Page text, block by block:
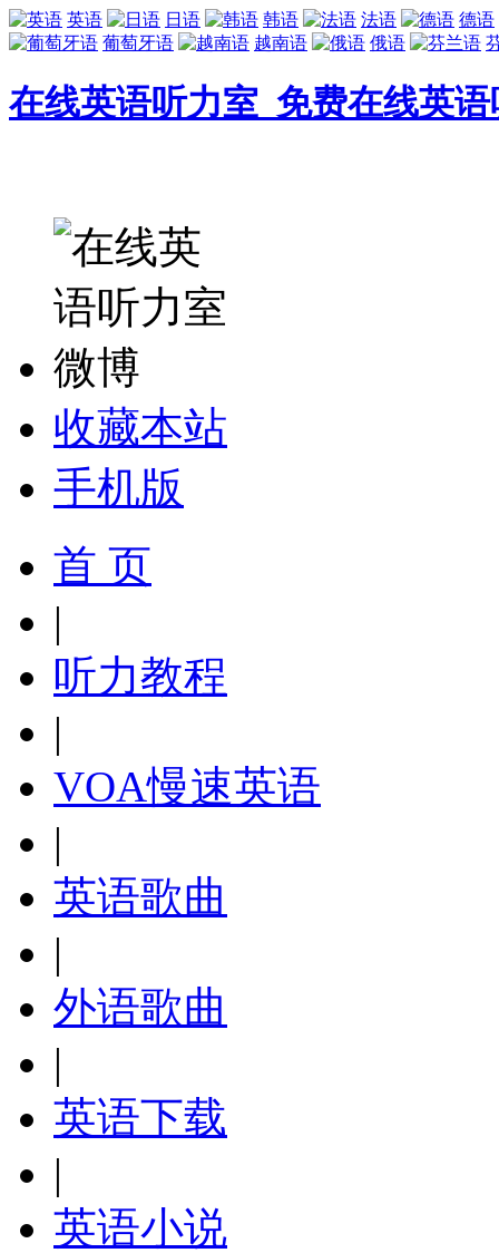
英语 日语 韩语 法语
德语
葡萄牙语
越南语 俄语
在线英语听力室_免费在线英
收藏本站
手机版
首 页
|
听力教程
|
VOA慢速英语
|
英语歌曲
|
外语歌曲
|
英语下载
|
英语小说